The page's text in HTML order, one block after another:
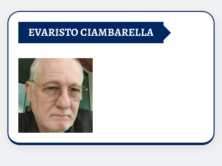
EVARISTO CIAMBARELLA